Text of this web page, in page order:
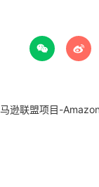
 
逊联盟项目-